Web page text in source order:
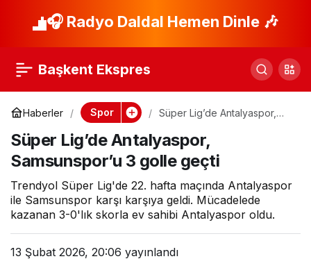
🎧 Radyo Daldal Hemen Dinle 🎶
Başkent Ekspres
Haberler Spor
Süper Lig’de Antalyaspor,
Süper Lig’de Antalyaspor,
Samsunspor’u 3 golle geçti
Trendyol Süper Lig'de 22. hafta maçında Antalyaspor
ile Samsunspor karşı karşıya geldi. Mücadelede
kazanan 3-0'lık skorla ev sahibi Antalyaspor oldu.
13 Şubat 2026, 20:06 yayınlandı
CANLI | Süper Lig’de
Eyüpspor’u farklı
geçti! Icardi maça
damga vurdu
Paylaş